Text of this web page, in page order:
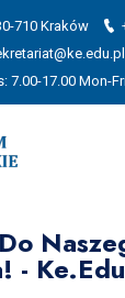
710 Kraków
7.00-17.00 Mon-
-